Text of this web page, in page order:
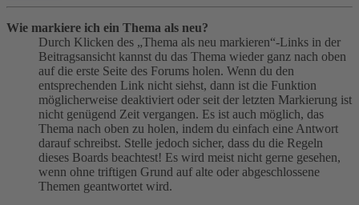
Wie markiere ich ein Thema als neu?
Durch Klicken des „Thema als neu markieren“-Links in der
Beitragsansicht kannst du das Thema wieder ganz nach oben
auf die erste Seite des Forums holen. Wenn du den
entsprechenden Link nicht siehst, dann ist die Funktion
möglicherweise deaktiviert oder seit der letzten Markierung ist
nicht genügend Zeit vergangen. Es ist auch möglich, das
Thema nach oben zu holen, indem du einfach eine Antwort
darauf schreibst. Stelle jedoch sicher, dass du die Regeln
dieses Boards beachtest! Es wird meist nicht gerne gesehen,
wenn ohne triftigen Grund auf alte oder abgeschlossene
Themen geantwortet wird.